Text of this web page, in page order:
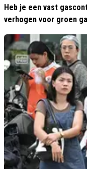
Heb je een vast
verhogen voor groen